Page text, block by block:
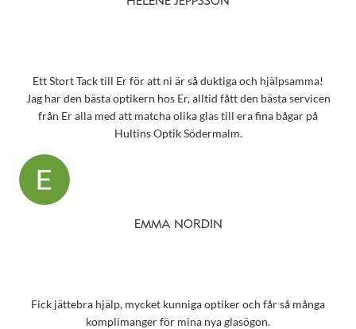
Ett Stort Tack till Er för att ni är så duktiga och hjälpsamma!
Jag har den bästa optikern hos Er, alltid fått den bästa servicen
från Er alla med att matcha olika glas till era fina bågar på
Hultins Optik Södermalm.
EMMA NORDIN
Fick jättebra hjälp, mycket kunniga optiker och får så många
komplimanger för mina nya glasögon.